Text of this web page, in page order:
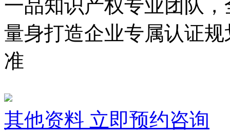
一品知识产权专业团队
量身打造企业专属认证
准
其他资料 立即预约咨询